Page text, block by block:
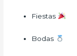
Fiestas
Bodas